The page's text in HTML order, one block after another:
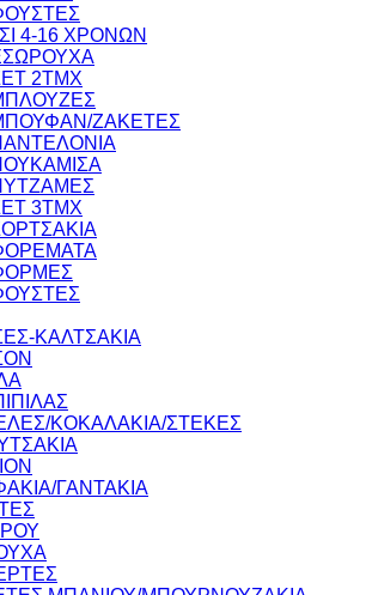
4-16 ΧΡΟΝΩΝ
2ΤΜΧ
ΖΑΚΕΤΕΣ
3ΤΜΧ
ΚΑΛΤΣΑΚΙΑ
ΚΟΚΑΛΑΚΙΑ/ΣΤΕΚΕΣ
ΓΑΝΤΑΚΙΑ